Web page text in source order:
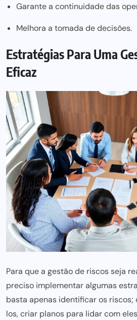
Garante a continuidade das
Melhora a tomada de decisões.
Estratégias Para Uma
Eficaz
Para que a gestão de riscos seja
preciso implementar algumas
basta apenas identificar os riscos;
los,criar planos para lidar com